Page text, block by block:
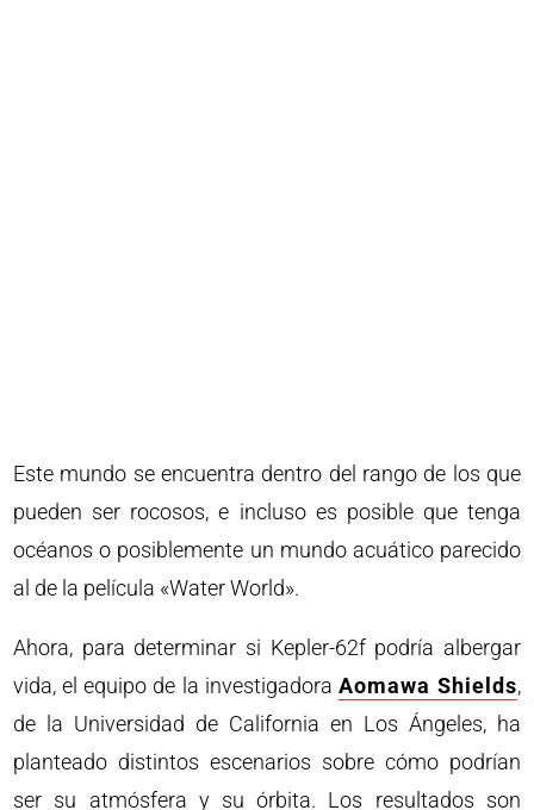
Este mundo se encuentra dentro del rango de los que
pueden ser rocosos, e incluso es posible que tenga
océanos o posiblemente un mundo acuático parecido
al de la película «Water World».
Ahora, para determinar si Kepler-62f podría albergar
vida, el equipo de la investigadora Aomawa Shields,
de la Universidad de California en Los Ángeles, ha
planteado distintos escenarios sobre cómo podrían
ser su atmósfera y su órbita. Los resultados son